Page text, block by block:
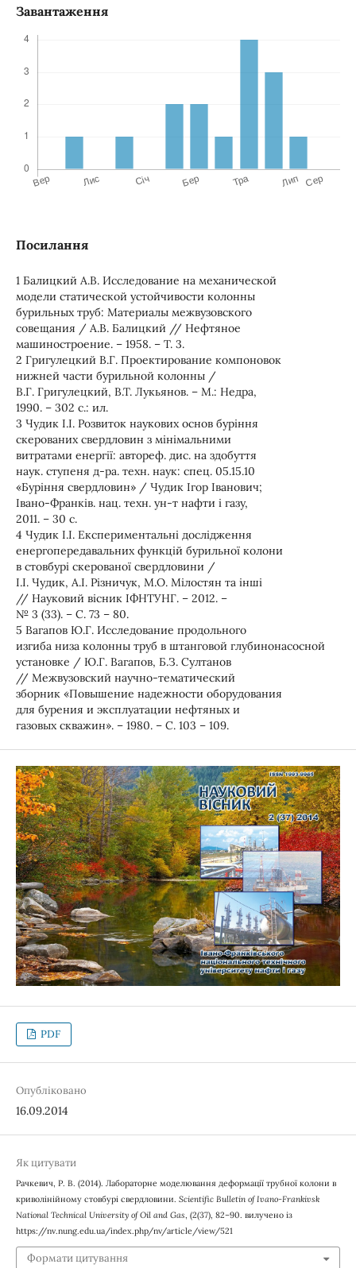
Завантаження
Посилання
1 Балицкий А.В. Исследование на механической
модели статической устойчивости колонны
бурильных труб: Материалы межвузовского
совещания / А.В. Балицкий // Нефтяное
машиностроение. – 1958. – Т. 3.
2 Григулецкий В.Г. Проектирование компоновок
нижней части бурильной колонны /
В.Г. Григулецкий, В.Т. Лукьянов. – М.: Недра,
1990. – 302 с.: ил.
3 Чудик І.І. Розвиток наукових основ буріння
скерованих свердловин з мінімальними
витратами енергії: автореф. дис. на здобуття
наук. ступеня д-ра. техн. наук: спец. 05.15.10
«Буріння свердловин» / Чудик Ігор Іванович;
Івано-Франків. нац. техн. ун-т нафти і газу,
2011. – 30 с.
4 Чудик І.І. Експериментальні дослідження
енергопередавальних функцій бурильної колони
в стовбурі скерованої свердловини /
І.І. Чудик, А.І. Різничук, М.О. Мілостян та інші
// Науковий вісник ІФНТУНГ. – 2012. –
№ 3 (33). – С. 73 – 80.
5 Вагапов Ю.Г. Исследование продольного
изгиба низа колонны труб в штанговой глубинонасосной
установке / Ю.Г. Вагапов, Б.З. Султанов
// Межвузовский научно-тематический
зборник «Повышение надежности оборудования
для бурения и эксплуатации нефтяных и
газовых скважин». – 1980. – С. 103 – 109.
PDF
Опубліковано
16.09.2014
Як цитувати
Рачкевич, Р. В. (2014). Лабораторне моделювання деформації трубної колони в
криволінійному стовбурі свердловини. Scientific Bulletin of Ivano-Frankivsk
National Technical University of Oil and Gas , (2(37), 82–90. вилучено із
https://nv.nung.edu.ua/index.php/nv/article/view/521
Формати цитування